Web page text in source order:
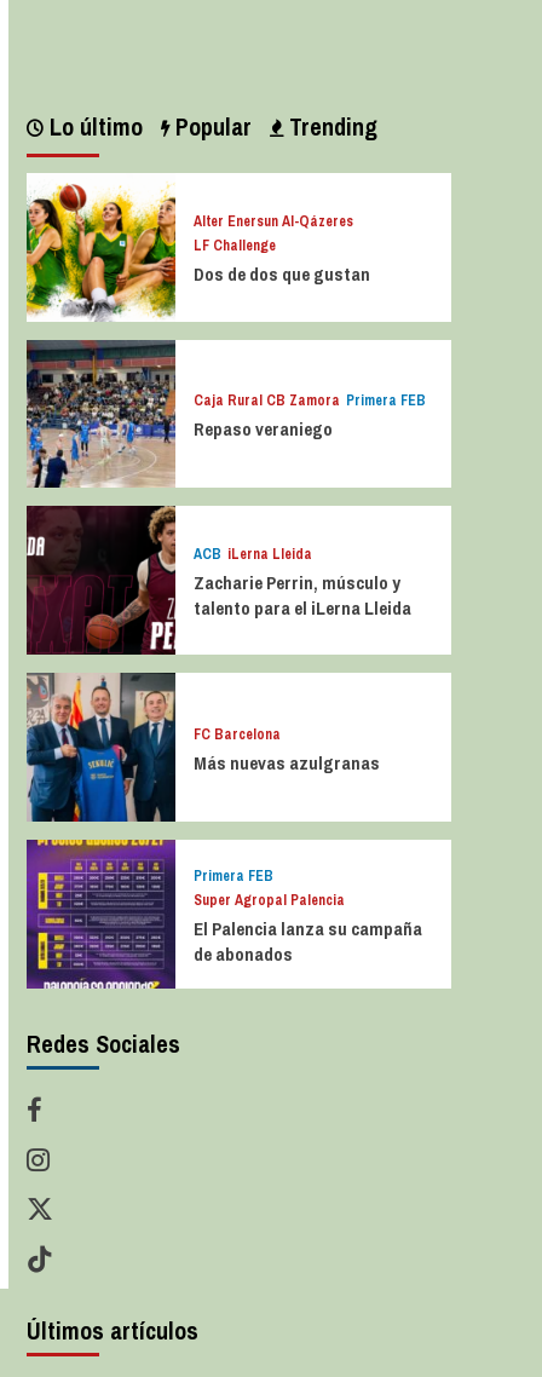
Lo último Popular Trending
Alter Enersun Al-Qázeres
LF Challenge
Dos de dos que gustan
Caja Rural CB Zamora Primera FEB
Repaso veraniego
ACB iLerna Lleida
Zacharie Perrin, músculo y
talento para el iLerna Lleida
FC Barcelona
Más nuevas azulgranas
Primera FEB
Super Agropal Palencia
El Palencia lanza su campaña
de abonados
Redes Sociales
Últimos artículos